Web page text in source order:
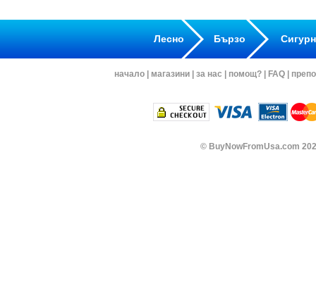
Лесно Бързо
начало магазини за нас помощ? FAQ
© BuyNowFromUsa.com